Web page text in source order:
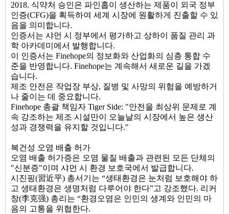
2018. 식약처 승인은 파인홉이 생산하는 제품이 외국 정부
인증(CFG)을 획득하여 세계 시장에 원활하게 진출할 수 있
음을 의미합니다.
인증서는 샤먼 시 정부에서 평가하고 상하이 품질 관리 과
학 아카데미에서 발행합니다.
이 인증서는 Finehope의 정보화와 산업화의 심층 통합 수
준을 반영합니다. Finehope는 계속해서 새로운 길을 가겠
습니다.
제조 안전은 작업장 부상, 질병 및 사망의 위험을 예방하거
나 줄이는 데 중요합니다.
Finehope 총괄 책임자 Tiger Side: "안전을 최상위 문제로 계
속 강조하는 제조 시설만이 오늘날의 시장에서 높은 생산
성과 경쟁력을 유지할 것입니다."
복건성 오염 배출 허가
오염 배출 허가증은 오염 물질 배출과 관련된 모든 단체의
"신분증"이며 샤먼 시 환경 보호국에서 발급합니다.
시진핑(習近平) 총서기는 “생태환경은 눈처럼 보호해야 하
고 생태환경은 생명처럼 다루어야 한다”고 강조했다. 리커
창(李克强) 총리는 “환경오염은 인민의 생계와 인민의 마
음의 고통을 위협한다.